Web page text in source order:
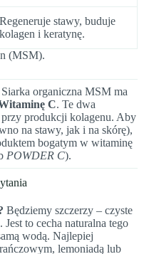
Regeneruje stawy, buduje
kolagen i keratynę.
(MSM).
Siarka organiczna MSM ma
C. Te dwa
przy produkcji kolagenu. Aby
na stawy, jak i na skórę),
bogatym w witaminę
POWDER C).
Będziemy szczerzy – czyste
to cecha naturalna tego
wodą. Najlepiej
lemoniadą lub